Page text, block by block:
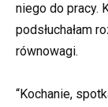
niego do pracy.
podsłuchałam
równowagi.
“Kochanie,